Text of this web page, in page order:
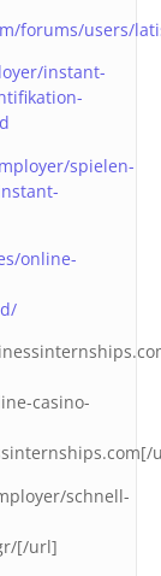
forums/users/
instant-
spielen-
online-
casino-
schnell-
[/url]